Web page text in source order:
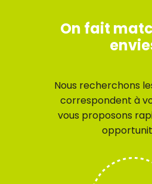
On fait
Nous recherchons
correspondent à
vous proposons